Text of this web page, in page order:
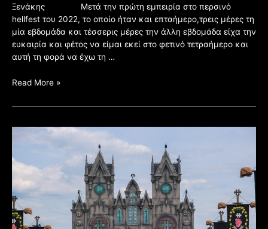
Ξενάκης Μετά την πρώτη εμπειρία στο περσινό
hellfest του 2022, το οποίο ήταν και επταήμερο,τρεις μέρες τη
μία εβδομάδα και τέσσερις μέρες την άλλη εβδομάδα είχα την
ευκαιρία και φέτος να είμαι εκεί στο φετινό τετραήμερο και
αυτή τη φορά να έχω τη …
Read More »